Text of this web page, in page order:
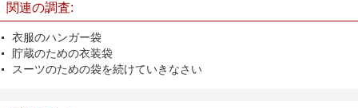
関連の調査:
衣服のハンガー袋
貯蔵のための衣装袋
スーツのための袋を続けていきなさい